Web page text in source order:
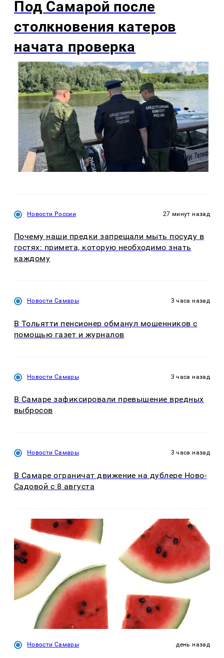
Под Самарой после
столкновения катеров
начата проверка
Новости России 27 минут назад
Почему наши предки запрещали мыть посуду в
гостях: примета, которую необходимо знать
каждому
Новости Самары 3 часа назад
В Тольятти пенсионер обманул мошенников с
помощью газет и журналов
Новости Самары 3 часа назад
В Самаре зафиксировали превышение вредных
выбросов
Новости Самары 3 часа назад
В Самаре ограничат движение на дублере Ново-
Садовой с 8 августа
Новости Самары день назад